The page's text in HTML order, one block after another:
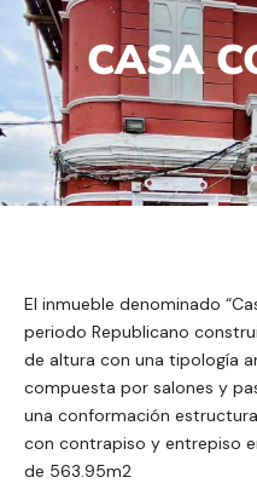
CASA
El inmueble denominado
periodo Republicano
de altura con una tipología
compuesta por salones y
una conformación
con contrapiso y entrepiso
de 563.95m2